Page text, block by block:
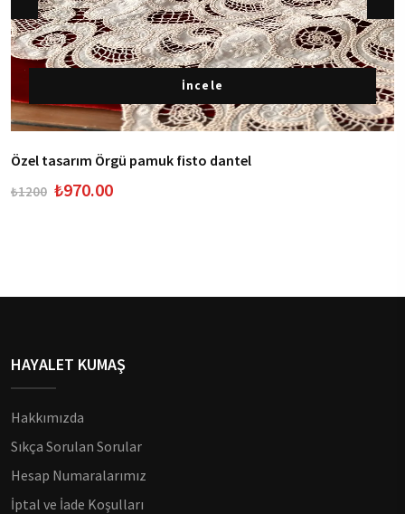
İncele
Özel tasarım Örgü pamuk fisto dantel
₺1200 ₺970.00
HAYALET KUMAŞ
Hakkımızda
Sıkça Sorulan Sorular
Hesap Numaralarımız
İptal ve İade Koşulları